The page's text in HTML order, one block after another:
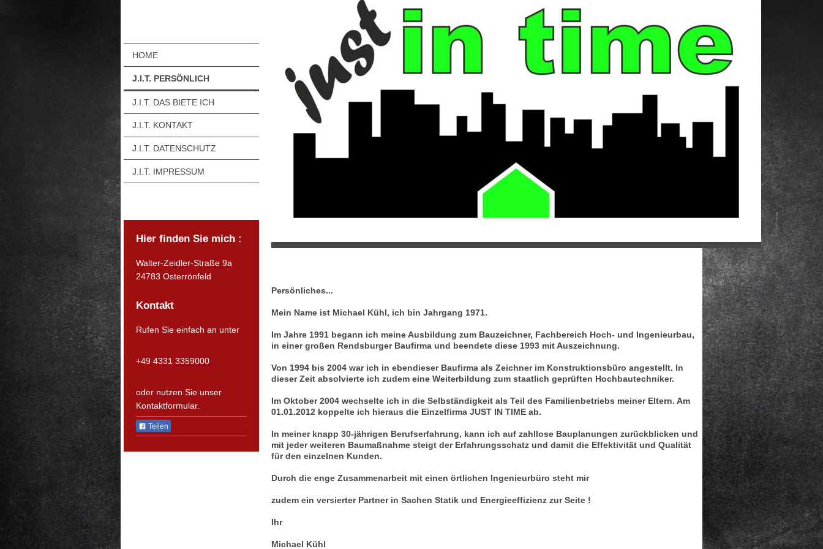
HOME
J.I.T. PERSÖNLICH
J.I.T. DAS BIETE ICH
J.I.T. KONTAKT
J.I.T. DATENSCHUTZ
J.I.T. IMPRESSUM
Hier finden Sie mich :
Walter-Zeidler-Straße 9a
24783 Osterrönfeld
Kontakt
Rufen Sie einfach an unter
+49 4331 3359000
oder nutzen Sie unser
Kontaktformular.
Teilen
Persönliches...
Mein Name ist Michael Kühl, ich bin Jahrgang 1971.
Im Jahre 1991 begann ich meine Ausbildung zum Bauzeichner, Fachbereich Hoch- und Ingenieurbau,
in einer großen Rendsburger Baufirma und beendete diese 1993 mit Auszeichnung.
Von 1994 bis 2004 war ich in ebendieser Baufirma als Zeichner im Konstruktionsbüro angestellt. In
dieser Zeit absolvierte ich zudem eine Weiterbildung zum staatlich geprüften Hochbautechniker.
Im Oktober 2004 wechselte ich in die Selbständigkeit als Teil des Familienbetriebs meiner Eltern. Am
01.01.2012 koppelte ich hieraus die Einzelfirma JUST IN TIME ab.
In meiner knapp 30-jährigen Berufserfahrung, kann ich auf zahllose Bauplanungen zurückblicken und
mit jeder weiteren Baumaßnahme steigt der Erfahrungsschatz und damit die Effektivität und Qualität
für den einzelnen Kunden.
Durch die enge Zusammenarbeit mit einen örtlichen Ingenieurbüro steht mir
zudem ein versierter Partner in Sachen Statik und Energieeffizienz zur Seite !
Ihr
Michael Kühl